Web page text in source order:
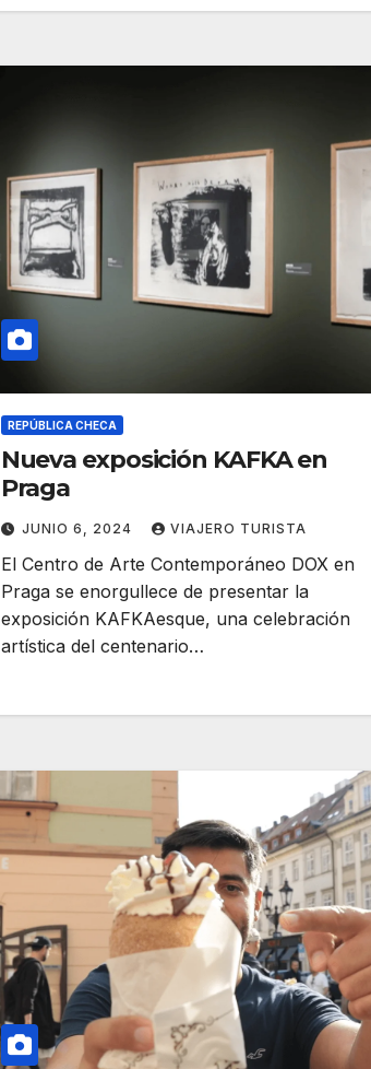
REPÚBLICA CHECA
Nueva exposición KAFKA en
Praga
JUNIO 6, 2024 VIAJERO TURISTA
El Centro de Arte Contemporáneo DOX en
Praga se enorgullece de presentar la
exposición KAFKAesque, una celebración
artística del centenario…